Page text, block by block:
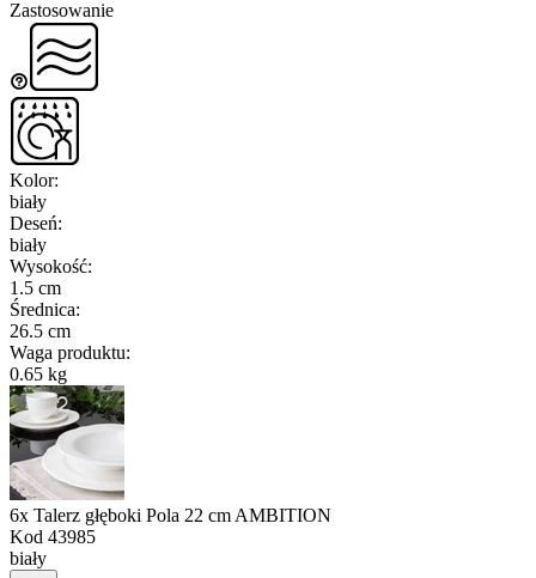
Zastosowanie
Kolor:
biały
Deseń:
biały
Wysokość:
1.5 cm
Średnica:
26.5 cm
Waga produktu:
0.65 kg
6x Talerz głęboki Pola 22 cm AMBITION
Kod 43985
biały